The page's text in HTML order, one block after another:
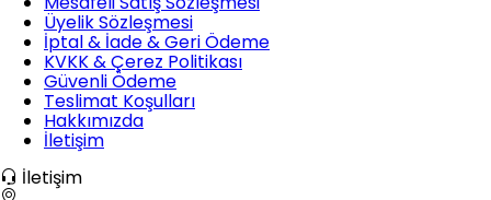
Üyelik Sözleşmesi
İptal & İade & Geri Ödeme
KVKK & Çerez Politikası
Güvenli Ödeme
Teslimat Koşulları
Hakkımızda
İletişim
İletişim